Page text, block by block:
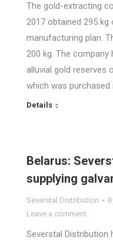
The gold-extracting
2017 obtained 295
manufacturing plan.
200 kg. The
alluvial gold reserves
which was
Details
Belarus:
supplying
Severstal Distribution
Leave a comment
Severstal Distribution